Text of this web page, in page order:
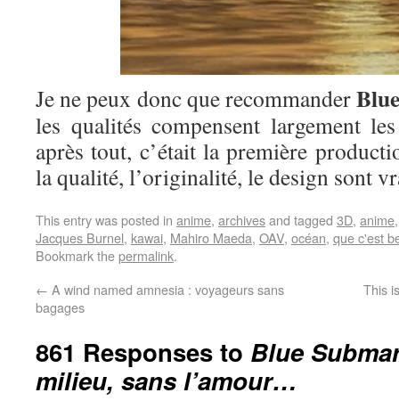
Je ne peux donc que recommander
les qualités compensent largement
après tout, c’était la première
la qualité, l’originalité, le design sont
This entry was posted in anime, archivesand tagged 3D, anime
Jacques Burnel, kawai, Mahiro Maeda, OAV, océan, que c'est
Bookmark thepermalink.
← A wind named amnesia : voyageurs sans
bagages
This
861 Responses to Blue
milieu, sans l’amour…